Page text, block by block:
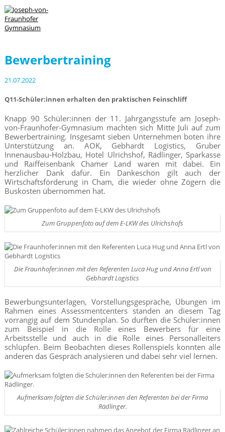
Bewerbertraining
21.07.2022
Q11-Schüler:innen erhalten den praktischen Feinschliff
Knapp 90 Schüler:innen der 11. Jahrgangsstufe am Joseph-
von-Fraunhofer-Gymnasium machten sich Mitte Juli auf zum
Bewerbertraining. Insgesamt sieben Unternehmen boten ihre
Unterstützung an. AOK, Gebhardt Logistics, Gruber
Innenausbau-Holzbau, Hotel Ulrichshof, Rädlinger, Sparkasse
und Raiffeisenbank Chamer Land waren mit dabei. Ein
herzlicher Dank dafür. Ein Dankeschön gilt auch der
Wirtschaftsförderung in Cham, die wieder ohne Zögern die
Buskosten übernommen hat.
Zum Gruppenfoto auf dem E-LKW des Ulrichshofs
Die Fraunhofer:innen mit den Referenten Luca Hug und Anna Ertl von
Gebhardt Logistics
Bewerbungsunterlagen, Vorstellungsgespräche, Übungen im
Rahmen eines Assessmentcenters standen an diesem Tag
vorrangig auf dem Stundenplan. So durften die Schüler:innen
zum Beispiel in die Rolle eines Bewerbers für eine
Arbeitsstelle und auch in die Rolle eines Personalleiters
schlüpfen. Beim Beobachten dieses Rollenspiels konnten alle
anderen das Gespräch analysieren und dabei sehr viel lernen.
Aufmerksam folgten die Schüler:innen den Referenten bei der Firma
Rädlinger.